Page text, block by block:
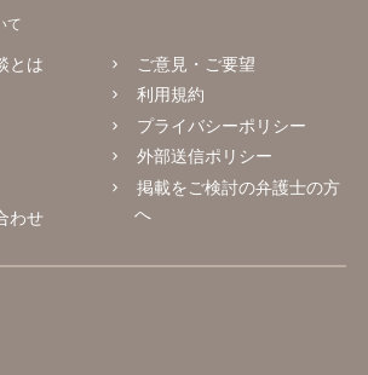
て
とは
わせ
ご意見・ご要望
利用規約
プライバシーポリシー
外部送信ポリシー
掲載をご検討の弁護士の方
へ